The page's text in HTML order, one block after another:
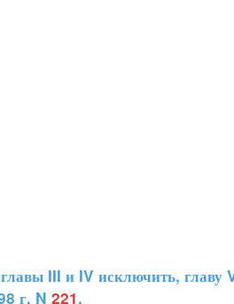
III и IV исключить, главу
г. N 221.